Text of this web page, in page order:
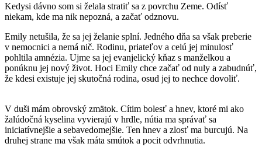
Kedysi dávno som si želala stratiť sa z povrchu Zeme. Odísť
niekam, kde ma nik nepozná, a začať odznovu.
Emily netušila, že sa jej želanie splní. Jedného dňa sa však preberie
v nemocnici a nemá nič. Rodinu, priateľov a celú jej minulosť
pohltila amnézia. Ujme sa jej evanjelický kňaz s manželkou a
ponúknu jej nový život. Hoci Emily chce začať od nuly a zabudnúť,
že kdesi existuje jej skutočná rodina, osud jej to nechce dovoliť.
V duši mám obrovský zmätok. Cítim bolesť a hnev, ktoré mi ako
žalúdočná kyselina vyvierajú v hrdle, nútia ma správať sa
iniciatívnejšie a sebavedomejšie. Ten hnev a zlosť ma burcujú. Na
druhej strane ma však máta smútok a pocit odvrhnutia.